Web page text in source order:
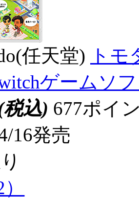
任天堂) ト
ゲームソ
税込) 677ポイ
16発売